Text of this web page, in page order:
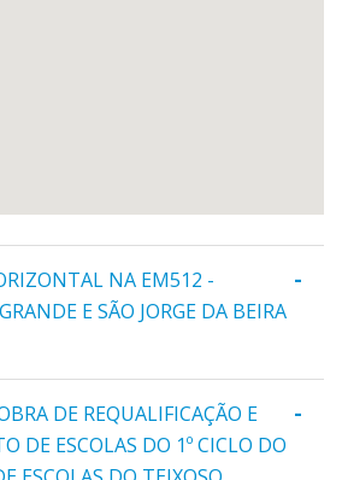
-
NA EM512 -
E SÃO JORGE DA BEIRA
-
DE REQUALIFICAÇÃO E
DE ESCOLAS DO 1º CICLO DO